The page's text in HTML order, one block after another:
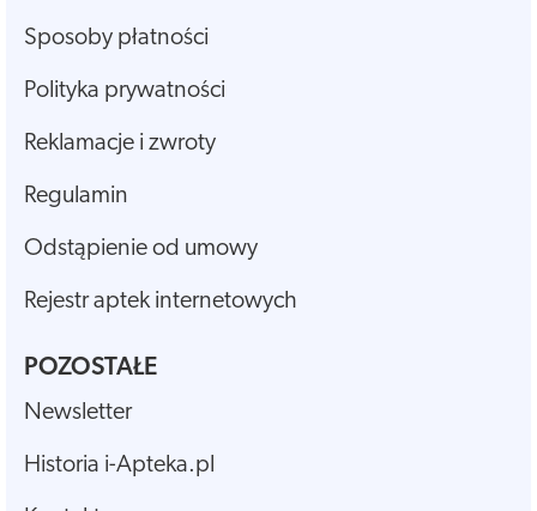
Sposoby płatności
Polityka prywatności
Reklamacje i zwroty
Regulamin
Odstąpienie od umowy
Rejestr aptek internetowych
POZOSTAŁE
Newsletter
Historia i-Apteka.pl